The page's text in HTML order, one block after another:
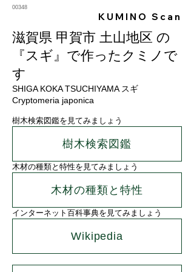
00348
KUMINO Scan
滋賀県 甲賀市 土山地区 の
『スギ』で作ったクミノで
す
SHIGA KOKA TSUCHIYAMA スギ
Cryptomeria japonica
樹木検索図鑑を見てみましょう
樹木検索図鑑
木材の種類と特性を見てみましょう
木材の種類と特性
インターネット百科事典を見てみましょう
Wikipedia